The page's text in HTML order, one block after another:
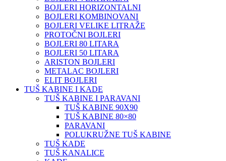
BOJLERI HORIZONTALNI
BOJLERI KOMBINOVANI
BOJLERI VELIKE LITRAŽE
PROTOČNI BOJLERI
BOJLERI 80 LITARA
BOJLERI 50 LITARA
ARISTON BOJLERI
METALAC BOJLERI
ELIT BOJLERI
TUŠ KABINE I KADE
TUŠ KABINE I PARAVANI
TUŠ KABINE 90X90
TUŠ KABINE 80×80
PARAVANI
POLUKRUŽNE TUŠ KABINE
TUŠ KADE
TUŠ KANALICE